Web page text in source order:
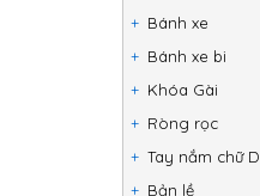
Bánh xe
Bánh xe bi
Khóa Gài
Ròng rọc
Tay nắm chữ D
Bản lề